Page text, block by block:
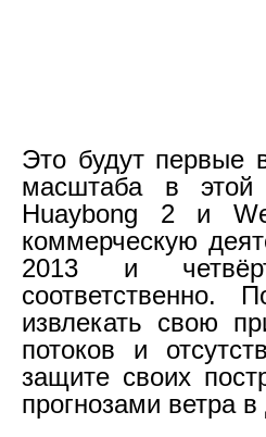
Это будут первые
масштаба в
Huaybong 2 и
коммерческую
2013 и
соответственно.
извлекать свою
потоков и
защите своих
прогнозами ветра